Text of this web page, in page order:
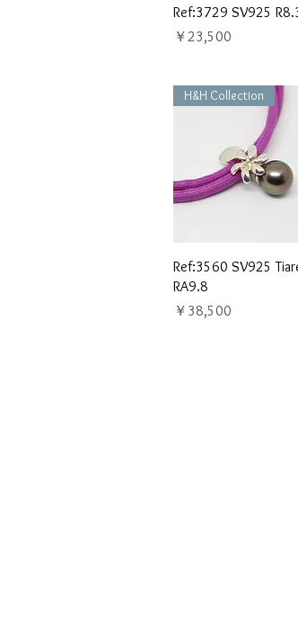
クイックビュー
Ref:3729 SV925
価格
￥23,500
クイックビュー
H&H Collection
Ref:3560 SV925
RA9.8
価格
￥38,500